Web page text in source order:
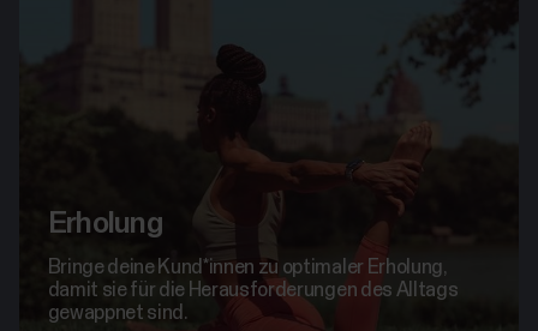
Erholung
Bringe deine Kund*innen zu optimaler Erholung,
damit sie für die Herausforderungen des Alltags
gewappnet sind.